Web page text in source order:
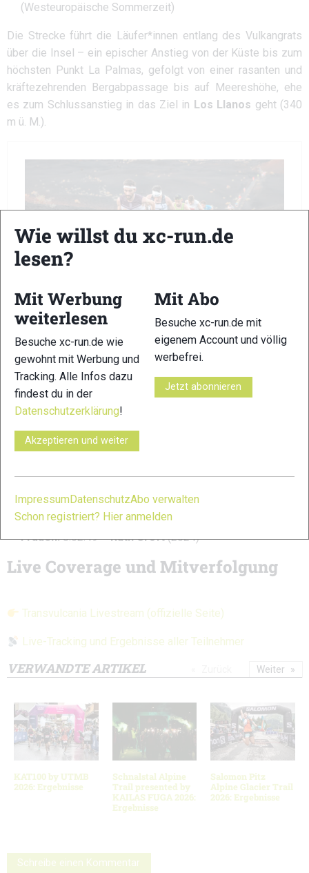
(Westeuropäische Sommerzeit)
Die Strecke führt die Läufer*innen entlang des Vulkangrats
über die Insel – ein epischer Anstieg von der Küste bis zum
höchsten Punkt La Palmas, gefolgt von einer rasanten und
kräftezehrenden Bergabpassage bis auf Meereshöhe, ehe
es zum Schlussanstieg in das Ziel in Los Llanos geht (340
m ü. M.).
Männer: 6:52:39 – Luis Alberto Hernando
Frauen:8:02:49 –Ruth Croft(2024)
Live Coverage und Mitverfolgung
Transvulcania Livestream (offizielle Seite)
Live-Tracking und Ergebnisse aller Teilnehmer
VERWANDTE ARTIKEL
KAT100 by UTMB
2026: Ergebnisse
Schnalstal Alpine
Trail presented by
KAILAS FUGA 2026:
Ergebnisse
Salomon Pitz
Alpine Glacier Trail
2026: Ergebnisse
Weiter
Schreibe einen Kommentar
Wie willst du xc-run.de
lesen?
Mit Werbung
weiterlesen
Besuche xc-run.de wie
gewohnt mit Werbung und
Tracking. Alle Infos dazu
findest du in der
Datenschutzerklärung!
Akzeptieren und weiter
Mit Abo
Besuche xc-run.de mit
eigenem Account und völlig
werbefrei.
Jetzt abonnieren
Impressum DatenschutzAbo verwalten
Schon registriert? Hier anmelden